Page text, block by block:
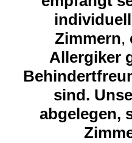
Zimmern,
Allergiker
sind.
abgelegen,